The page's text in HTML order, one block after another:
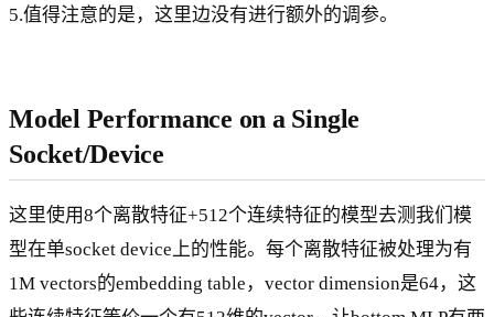
5.值得注意的是，这里边没有进行额外的调参。
Model Performance on a Single
Socket/Device
这里使用8个离散特征+512个连续特征的模型去测我们模
型在单socket device上的性能。每个离散特征被处理为有
1M vectors的embedding table，vector dimension是64，这